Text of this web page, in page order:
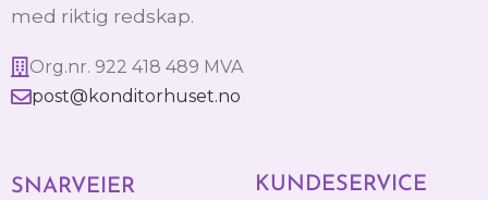
med riktig redskap.
Org.nr. 922 418 489 MVA
post@konditorhuset.no
SNARVEIER KUNDESERVICE